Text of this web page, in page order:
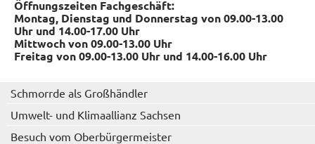
Öffnungszeiten Fachgeschäft:
Montag, Dienstag und Donnerstag von 09.00-13.00
Uhr und 14.00-17.00 Uhr
Mittwoch von 09.00-13.00 Uhr
Freitag von09.00-13.00 Uhr und 14.00-16.00 Uhr
Schmorrde als Großhändler
Umwelt- und Klimaallianz Sachsen
Besuch vom Oberbürgermeister